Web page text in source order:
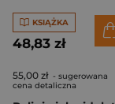
KSIĄŻKA
48,83 zł
55,00 zł - sugerowana
cena detaliczna